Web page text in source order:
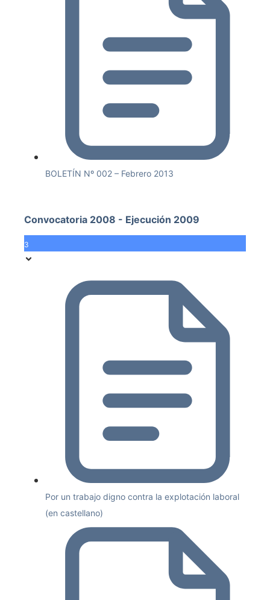
BOLETÍN Nº 002 – Febrero 2013
Convocatoria 2008 - Ejecución 2009
3
Por un trabajo digno contra la explotación laboral
(en castellano)